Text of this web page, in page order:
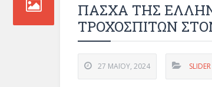
ΠΑΣΧΑ ΤΗΣ
ΤΡΟΧΟΣΠΙΤΩΝ
27 ΜΑΪ́ΟΥ, 2024 SLIDER